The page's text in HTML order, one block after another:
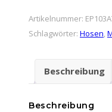
Milano
|
Weiß
Artikelnummer:
Schlagwörter: Hosen,
Beschreibung
Beschreibung